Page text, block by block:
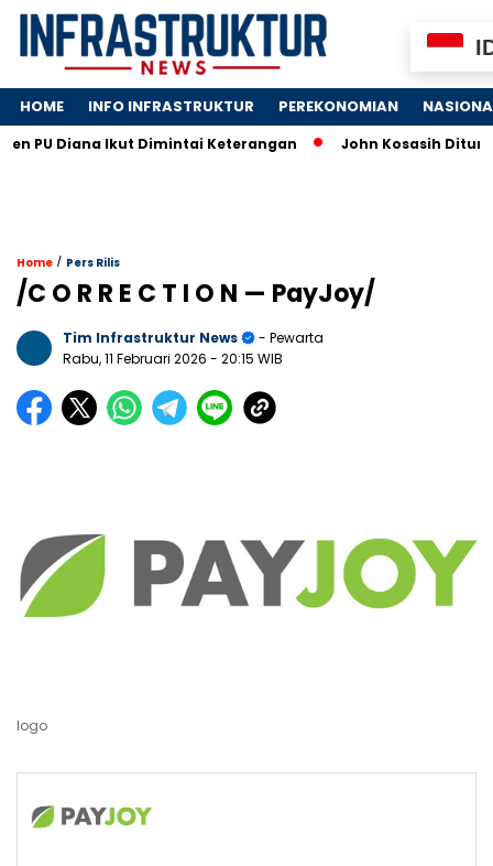
HOME INFO INFRASTRUKTUR PEREKONOMIAN
Diana Ikut Dimintai Keterangan John Kosasih Ditunjuk
Home / Pers Rilis
/C O R R E C T I O N — PayJoy/
Tim Infrastruktur News
- Pewarta
Rabu, 11 Februari 2026 - 20:15 WIB
logo